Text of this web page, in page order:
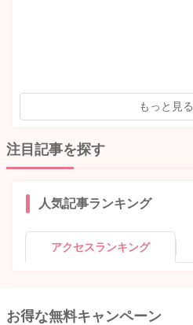
もっと見る
注目記事を探す
人気記事ランキング
アクセスランキング
お得な無料キャンペーン